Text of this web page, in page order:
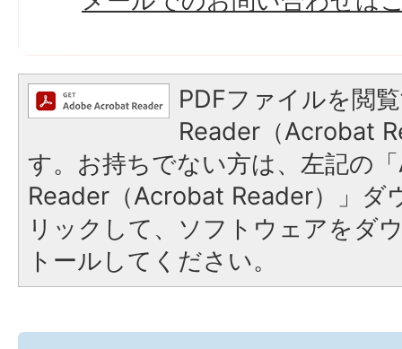
PDFファイルを閲
Reader（Acrobat
す。お持ちでない方は、左記の
Reader（Acrobat Reader）」ダ
リックして、ソフトウェアをダ
トールしてください。